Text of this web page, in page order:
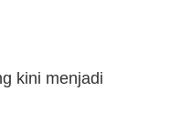
kini menjadi